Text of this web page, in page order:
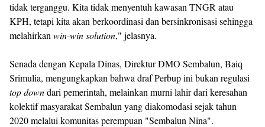
tidak terganggu. Kita tidak menyentuh kawasan TNGR atau
KPH, tetapi kita akan berkoordinasi dan bersinkronisasi sehingga
melahirkan win-win solution," jelasnya.
Senada dengan Kepala Dinas, Direktur DMO Sembalun, Baiq
Srimulia, mengungkapkan bahwa draf Perbup ini bukan regulasi
top downdari pemerintah, melainkan murni lahir dari keresahan
kolektif masyarakat Sembalun yang diakomodasi sejak tahun
2020 melalui komunitas perempuan "Sembalun Nina".